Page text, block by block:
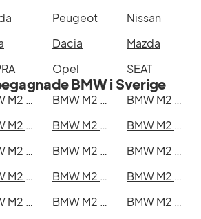
Peugeot
Nissan
Dacia
Mazda
Opel SEAT
BMW i Sverige
BMW M2 Competition i Göteborg BMW M2 Competition i Helsingborg
BMW M2 Competition i Jönköping
BMW M2 Competition i Örebro BMW M2 Competition i Norrköping
BMW M2 Competition i Linköping
BMW M2 Competition i Västerås BMW M2 Competition i Halmstad
BMW M2 Competition i Växjö
BMW M2 Competition i Kalmar BMW M2 Competition i Karlskrona
BMW M2 Competition i Karlstad
BMW M2 Competition i Sundsvall BMW M2 Competition i Umeå
BMW M2 Competition i Varberg